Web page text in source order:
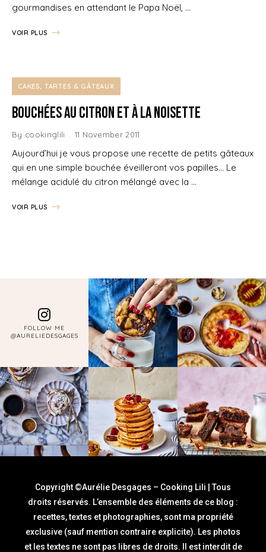
gourmandises en attendant le Papa Noël, …
VOIR PLUS
CAKES, TARTES & GÂTEAUX
Bouchées au Citron et à la Noisette
By cookinglili 11 November 2011
Aujourd’hui je vous propose une recette de petits gâteaux
qui en une simple bouchée éveilleront vos papilles… Le
mélange acidulé du citron mélangé avec la …
VOIR PLUS
FOLLOW ME
@AURELIEDESGAGES
Copyright ©Aurélie Desgages – Cooking Lili | Tous
droits réservés. L’ensemble des éléments de ce blog :
recettes, textes et photographies, sont ma propriété
exclusive (sauf mention contraire explicite). Les photos
et les textes ne sont pas libres de droits. Il est interdit de